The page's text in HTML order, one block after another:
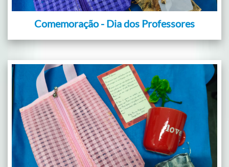
Comemoração - Dia dos Professores